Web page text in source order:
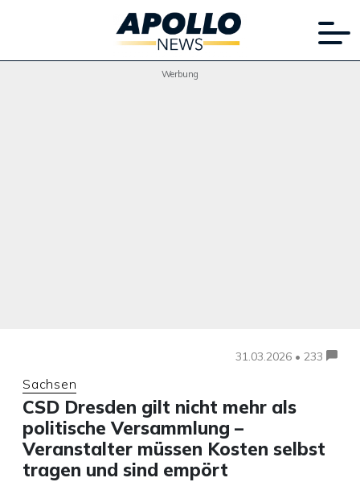
Werbung
31.03.2026 • 233
Sachsen
CSD Dresden gilt nicht mehr als
politische Versammlung –
Veranstalter müssen Kosten selbst
tragen und sind empört